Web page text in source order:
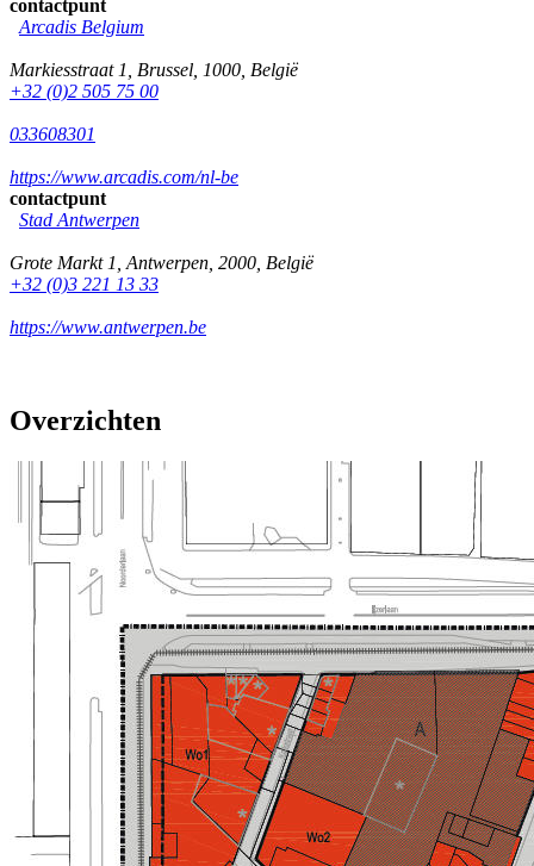
contactpunt
Arcadis Belgium
Markiesstraat 1 Brussel 1000 België
+32 (0)2 505 75 00
033608301
https://www.arcadis.com/nl-be
contactpunt
Stad Antwerpen
Grote Markt 1 Antwerpen 2000 België
+32 (0)3 221 13 33
https://www.antwerpen.be
Overzichten